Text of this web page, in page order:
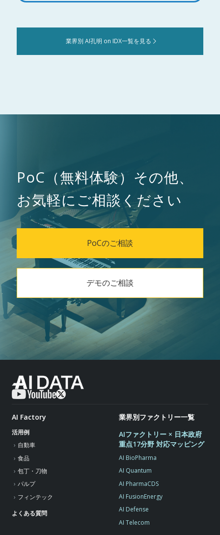
業界別 AI孔明 on IDX一覧を見る
PoC（無料体験）その他、
お気軽にご相談ください
PoCのご相談
デモのご相談
AI Factory
活用例
自動車
食品
包丁・刀物
パルプ
フィンテック
よくある質問
業界別ファクトリー一覧
AIファクトリー × 日本政府
重点17分野 対応マッピング
AI BioPharma
AI Quantum
AI PharmaCDS
AI FusionEnergy
AI Defense
AI Telecom